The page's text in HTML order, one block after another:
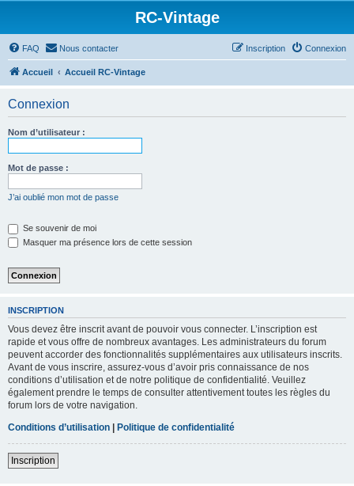
RC-Vintage
FAQ Nous contacter Connexion
Inscription
Accueil Accueil RC-Vintage
Connexion
Nom d’utilisateur :
Mot de passe :
J’ai oublié mon mot de passe
Se souvenir de moi
Masquer ma présence lors de cette session
INSCRIPTION
Vous devez être inscrit avant de pouvoir vous connecter. L’inscription est
rapide et vous offre de nombreux avantages. Les administrateurs du forum
peuvent accorder des fonctionnalités supplémentaires aux utilisateurs inscrits.
Avant de vous inscrire, assurez-vous d’avoir pris connaissance de nos
conditions d’utilisation et de notre politique de confidentialité. Veuillez
également prendre le temps de consulter attentivement toutes les règles du
forum lors de votre navigation.
Conditions d’utilisation | Politique de confidentialité
Inscription